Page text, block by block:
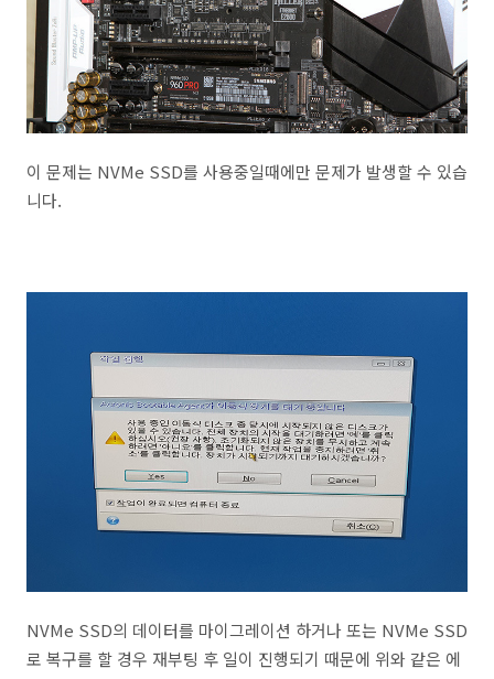
이 문제는 NVMe SSD를 사용중일때에만 문제가 발생할 수 있습
니다.
NVMe SSD의 데이터를 마이그레이션 하거나 또는 NVMe SSD
로 복구를 할 경우 재부팅 후 일이 진행되기 때문에 위와 같은 에